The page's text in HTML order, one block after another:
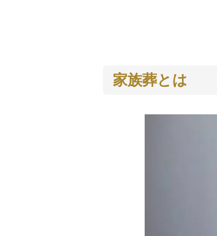
家族葬とは